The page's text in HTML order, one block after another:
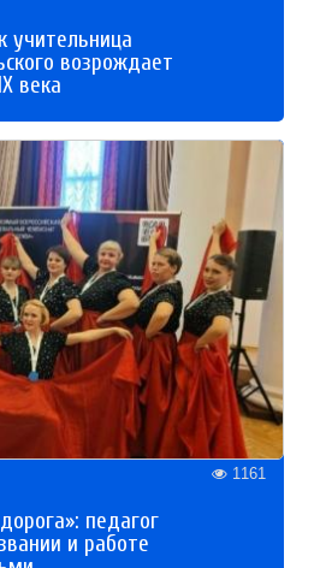
учительница
возрождает
века
1161
педагог
и работе